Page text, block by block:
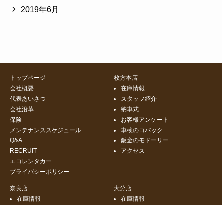
2019年6月
トップページ
会社概要
代表あいさつ
会社沿革
保険
メンテナンススケジュール
Q&A
RECRUIT
エコレンタカー
プライバシーポリシー
枚方本店
在庫情報
スタッフ紹介
納車式
お客様アンケート
車検のコバック
鈑金のモドーリー
アクセス
奈良店
在庫情報
大分店
在庫情報